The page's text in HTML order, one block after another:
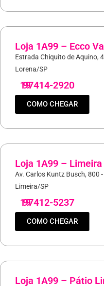
Loja 1A99 – Ecco
Estrada Chiquito de Aquino,
Lorena/SP
19
97414-2920
COMO CHEGAR
Loja 1A99 –
Av. Carlos Kuntz Busch, 800
Limeira/SP
19
97412-5237
COMO CHEGAR
Loja 1A99 – Pátio